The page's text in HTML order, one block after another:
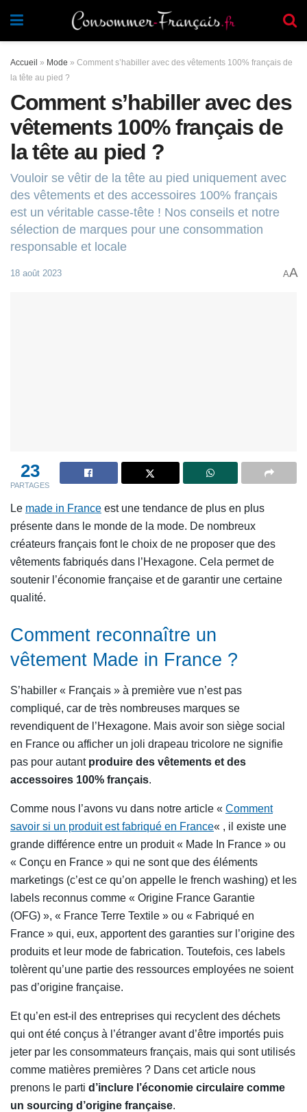
Accueil » Mode » Comment s’habiller avec des vêtements 100% français de
la tête au pied ?
Comment s’habiller avec des
vêtements 100% français de
la tête au pied ?
Vouloir se vêtir de la tête au pied uniquement avec
des vêtements et des accessoires 100% français
est un véritable casse-tête ! Nos conseils et notre
sélection de marques pour une consommation
responsable et locale
18 août 2023 AA
23
PARTAGES
Le made in France est une tendance de plus en plus
présente dans le monde de la mode. De nombreux
créateurs français font le choix de ne proposer que des
vêtements fabriqués dans l’Hexagone. Cela permet de
soutenir l’économie française et de garantir une certaine
qualité.
Comment reconnaître un
vêtement Made in France ?
S’habiller « Français » à première vue n’est pas
compliqué, car de très nombreuses marques se
revendiquent de l’Hexagone. Mais avoir son siège social
en France ou afficher un joli drapeau tricolore ne signifie
pas pour autant produire des vêtements et des
accessoires 100% français.
Comme nous l’avons vu dans notre article « Comment
savoir si un produit est fabriqué en France« , il existe une
grande différence entre un produit « Made In France » ou
« Conçu en France » qui ne sont que des éléments
marketings (c’est ce qu’on appelle le french washing) et les
labels reconnus comme « Origine France Garantie
(OFG) », « France Terre Textile » ou « Fabriqué en
France » qui, eux, apportent des garanties sur l’origine des
produits et leur mode de fabrication. Toutefois, ces labels
tolèrent qu’une partie des ressources employées ne soient
pas d’origine française.
Et qu’en est-il des entreprises qui recyclent des déchets
qui ont été conçus à l’étranger avant d’être importés puis
jeter par les consommateurs français, mais qui sont utilisés
comme matières premières ? Dans cet article nous
prenons le parti d’inclure l’économie circulaire comme
un sourcing d’origine française.